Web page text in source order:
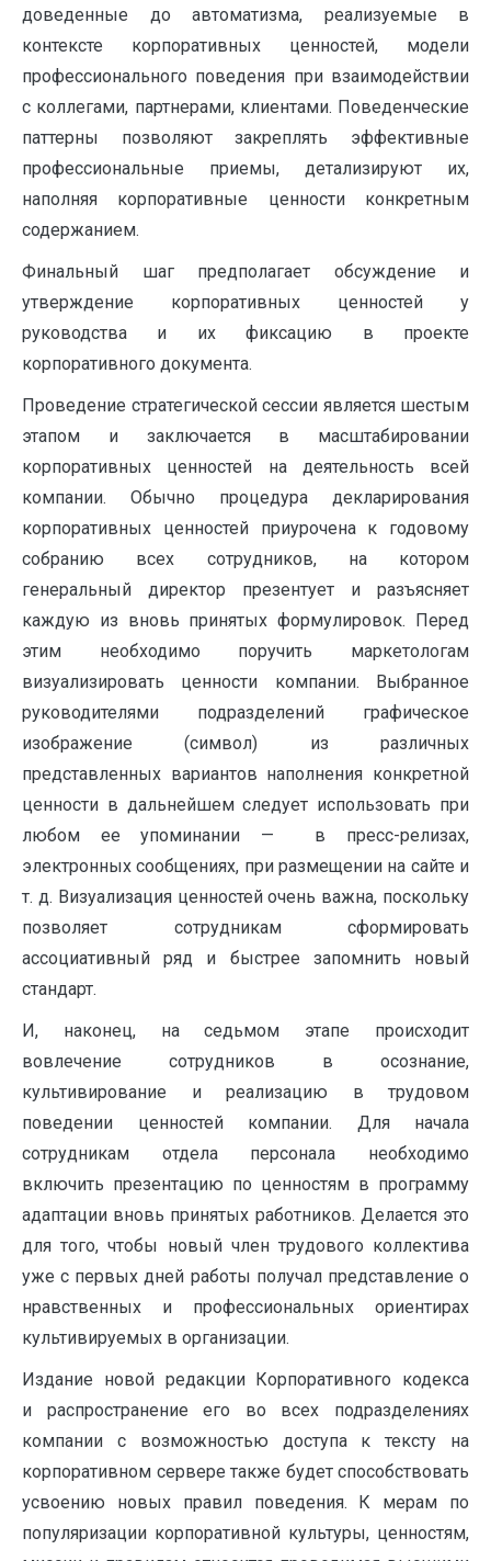
доведенные до автоматизма, реализуемые в
контексте корпоративных ценностей, модели
профессионального поведения при взаимодействии
с коллегами, партнерами, клиентами. Поведенческие
паттерны позволяют закреплять эффективные
профессиональные приемы, детализируют их,
наполняя корпоративные ценности конкретным
содержанием.
Финальный шаг предполагает обсуждение и
утверждение корпоративных ценностей у
руководства и их фиксацию в проекте
корпоративного документа.
Проведение стратегической сессии является шестым
этапом и заключается в масштабировании
корпоративных ценностей на деятельность всей
компании. Обычно процедура декларирования
корпоративных ценностей приурочена к годовому
собранию всех сотрудников, на котором
генеральный директор презентует и разъясняет
каждую из вновь принятых формулировок. Перед
этим необходимо поручить маркетологам
визуализировать ценности компании. Выбранное
руководителями подразделений графическое
изображение (символ) из различных
представленных вариантов наполнения конкретной
ценности в дальнейшем следует использовать при
любом ее упоминании — в пресс-релизах,
электронных сообщениях, при размещении на сайте и
т. д. Визуализация ценностей очень важна, поскольку
позволяет сотрудникам сформировать
ассоциативный ряд и быстрее запомнить новый
стандарт.
И, наконец, на седьмом этапе происходит
вовлечение сотрудников в осознание,
культивирование и реализацию в трудовом
поведении ценностей компании. Для начала
сотрудникам отдела персонала необходимо
включить презентацию по ценностям в программу
адаптации вновь принятых работников. Делается это
для того, чтобы новый член трудового коллектива
уже с первых дней работы получал представление о
нравственных и профессиональных ориентирах
культивируемых в организации.
Издание новой редакции Корпоративного кодекса
и распространение его во всех подразделениях
компании с возможностью доступа к тексту на
корпоративном сервере также будет способствовать
усвоению новых правил поведения. К мерам по
популяризации корпоративной культуры, ценностям,